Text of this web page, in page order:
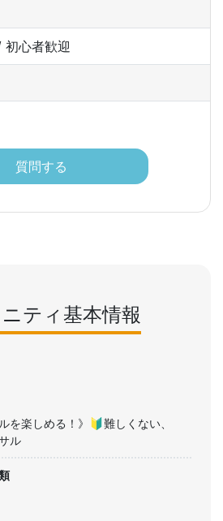
心者歓迎
質問する
ティ基本情報
を楽しめる！》🔰難しくない、
ル